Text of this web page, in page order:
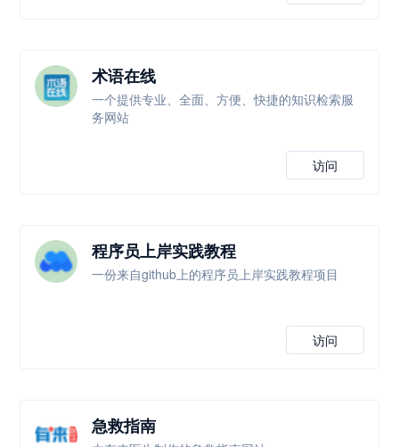
术语在线
一个提供专业、全面、方便、快捷的知识检索服
务网站
访问
程序员上岸实践教程
一份来自github上的程序员上岸实践教程项目
访问
急救指南